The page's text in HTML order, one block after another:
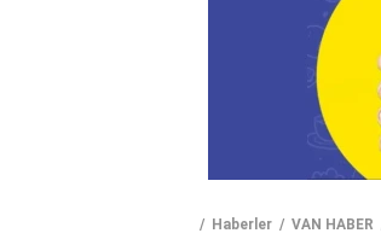
Haberler VAN HABER